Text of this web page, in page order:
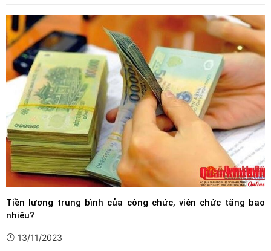
Tiền lương trung bình của công chức, viên chức tăng bao
nhiêu?
13/11/2023